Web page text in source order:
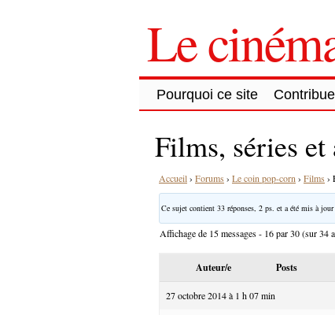
Le
Pourquoi ce site
Films, séries et
Accueil› Forums › Le coin pop-corn › Films ›
Ce sujet contient 33 réponses, 2 ps. et a été mis à
Affichage de 15 messages - 16 par 30 (sur 34
Auteur/e Posts
27 octobre 2014 à 1 h 07 min